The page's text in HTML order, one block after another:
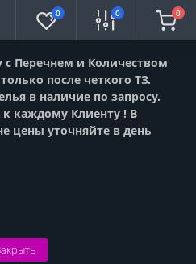
Перечнем и Количеством
после четкого ТЗ.
в наличие по запросу.
каждому Клиенту ! В
цены уточняйте в день
0 0 0